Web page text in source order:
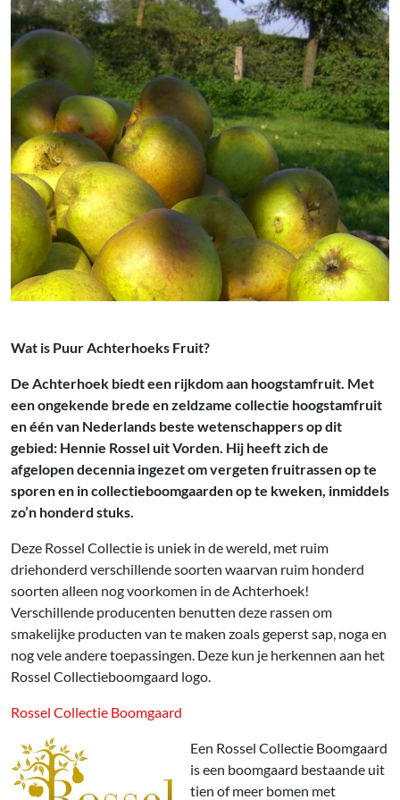
Wat is Puur Achterhoeks Fruit?
De Achterhoek biedt een rijkdom aan hoogstamfruit. Met
een ongekende brede en zeldzame collectie hoogstamfruit
en één van Nederlands beste wetenschappers op dit
gebied: Hennie Rossel uit Vorden. Hij heeft zich de
afgelopen decennia ingezet om vergeten fruitrassen op te
sporen en in collectieboomgaarden op te kweken, inmiddels
zo’n honderd stuks.
Deze Rossel Collectie is uniek in de wereld, met ruim
driehonderd verschillende soorten waarvan ruim honderd
soorten alleen nog voorkomen in de Achterhoek!
Verschillende producenten benutten deze rassen om
smakelijke producten van te maken zoals geperst sap, noga en
nog vele andere toepassingen. Deze kun je herkennen aan het
Rossel Collectieboomgaard logo.
Rossel Collectie Boomgaard
Een Rossel Collectie Boomgaard
is een boomgaard bestaande uit
tien of meer bomen met